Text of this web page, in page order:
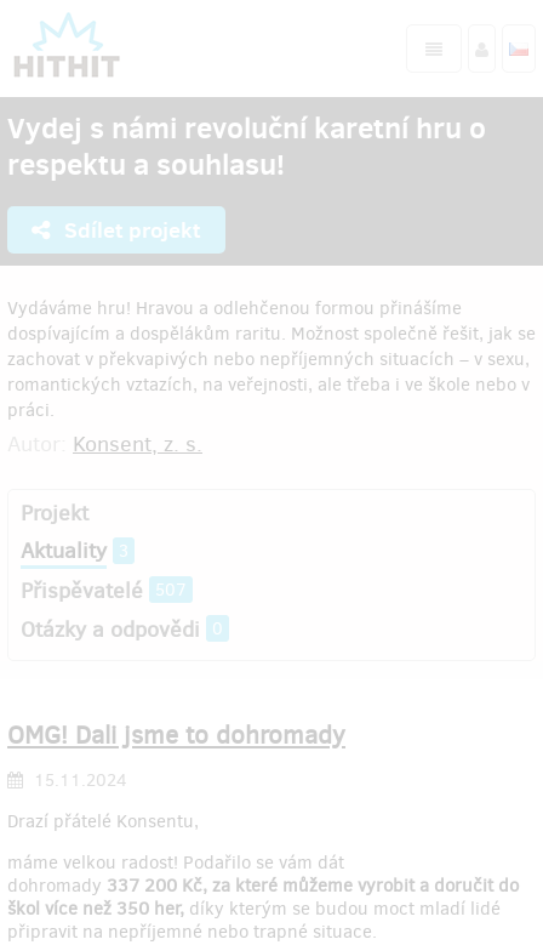
Vydej s námi revoluční karetní hru o
respektu a souhlasu!
Sdílet projekt
Vydáváme hru! Hravou a odlehčenou formou přinášíme
dospívajícím a dospělákům raritu. Možnost společně řešit, jak se
zachovat v překvapivých nebo nepříjemných situacích – v sexu,
romantických vztazích, na veřejnosti, ale třeba i ve škole nebo v
práci.
Konsent, z. s.
Projekt
Aktuality 3
Přispěvatelé 507
Otázky a odpovědi 0
OMG! Dali jsme to dohromady
15.11.2024
Drazí přátelé Konsentu,
máme velkou radost! Podařilo se vám dát
dohromady 337 200 Kč, za které můžeme vyrobit a doručit do
škol více než 350 her, díky kterým se budou moct mladí lidé
připravit na nepříjemné nebo trapné situace.